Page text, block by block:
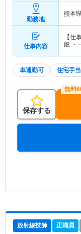
勤務地
熊本
仕事内容
【仕
般 ・
車通勤可 住宅手
保存する
放射線技師 正職員